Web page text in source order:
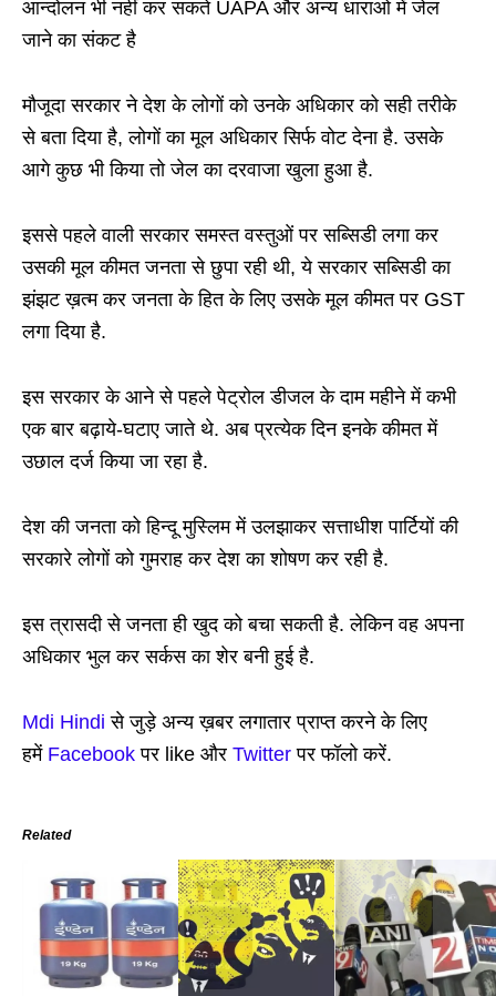
आन्दोलन भी नहीं कर सकते UAPA और अन्य धाराओ में जेल
जाने का संकट है
मौजूदा सरकार ने देश के लोगों को उनके अधिकार को सही तरीके
से बता दिया है, लोगों का मूल अधिकार सिर्फ वोट देना है. उसके
आगे कुछ भी किया तो जेल का दरवाजा खुला हुआ है.
इससे पहले वाली सरकार समस्त वस्तुओं पर सब्सिडी लगा कर
उसकी मूल कीमत जनता से छुपा रही थी, ये सरकार सब्सिडी का
झंझट ख़त्म कर जनता के हित के लिए उसके मूल कीमत पर GST
लगा दिया है.
इस सरकार के आने से पहले पेट्रोल डीजल के दाम महीने में कभी
एक बार बढ़ाये-घटाए जाते थे. अब प्रत्येक दिन इनके कीमत में
उछाल दर्ज किया जा रहा है.
देश की जनता को हिन्दू मुस्लिम में उलझाकर सत्ताधीश पार्टियों की
सरकारे लोगों को गुमराह कर देश का शोषण कर रही है.
इस त्रासदी से जनता ही खुद को बचा सकती है. लेकिन वह अपना
अधिकार भुल कर सर्कस का शेर बनी हुई है.
Mdi Hindi से जुड़े अन्य ख़बर लगातार प्राप्त करने के लिए
हमें Facebook पर like और Twitterपर फॉलो करें.
Related